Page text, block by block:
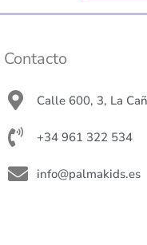
Contacto
Calle 600, 3, La
+34 961 322 534
info@palmakids.es